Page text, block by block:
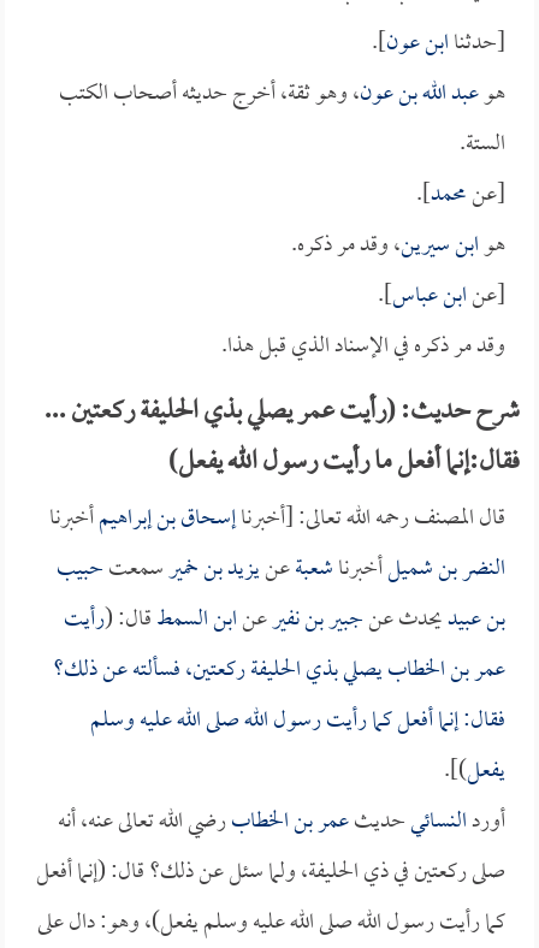
[حدثناابن عون].
هوعبد الله بن عون، وهو ثقة، أخرج حديثه أصحاب الكتب
الستة.
[عنمحمد].
هوابن سيرين، وقد مر ذكره.
[عنابن عباس].
وقد مر ذكره في الإسناد الذي قبل هذا.
شرح حديث: (رأيت عمر يصلي بذي الحليفة ركعتين ...
فقال:إنما أفعل ما رأيت رسول الله يفعل)
قال المصنف رحمه الله تعالى: [أخبرناإسحاق بن إبراهيمأخبرنا
النضر بن شميلأخبرناشعبةعنيزيد بن خميرسمعتحبيب
بن عبيديحدث عنجبير بن نفيرعنابن السمطقال: (رأيت
عمر بن الخطابيصلي بذي الحليفة ركعتين، فسألته عن ذلك؟
فقال: إنما أفعل كما رأيت رسول الله صلى الله عليه وسلم
يفعل)].
أوردالنسائيحديثعمر بن الخطابرضي الله تعالى عنه، أنه
صلى ركعتين في ذي الحليفة، ولما سئل عن ذلك؟ قال: (إنما أفعل
كما رأيت رسول الله صلى الله عليه وسلم يفعل)، وهو: دال على